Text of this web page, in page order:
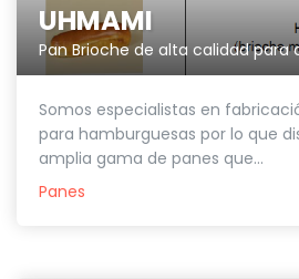
UHMAMI
Pan Brioche de alta calidad para
Somos especialistas en
para hamburguesas por lo que
amplia gama de panes que...
Panes